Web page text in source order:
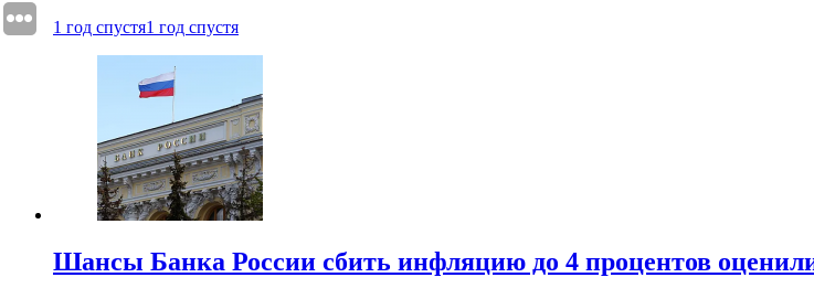
1 год спустя1 год спустя
Шансы Банка России сбить инфляцию до 4 процентов